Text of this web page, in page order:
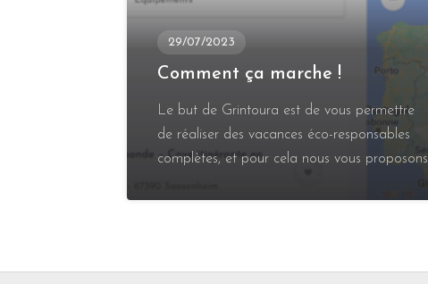
29/07/2023
Comment ça marche !
Le but de Grintoura est de vous permettre
de réaliser des vacances éco-responsables
complètes, et pour cela nous vous proposons